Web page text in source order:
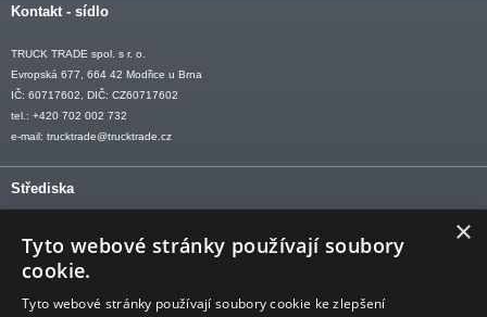
Kontakt - sídlo
TRUCK TRADE spol. s r. o.
Evropská 677, 664 42 Modřice u Brna
IČ: 60717602, DIČ: CZ60717602
tel.: +420 702 002 732
e-mail: trucktrade@trucktrade.cz
Střediska
OSTRAVA tel: +420 602 547 882
OTROKOVICE tel: +420 577 110 921-2
×
Tyto webové stránky používají soubory
cookie.
Tyto webové stránky používají soubory cookie ke zlepšení